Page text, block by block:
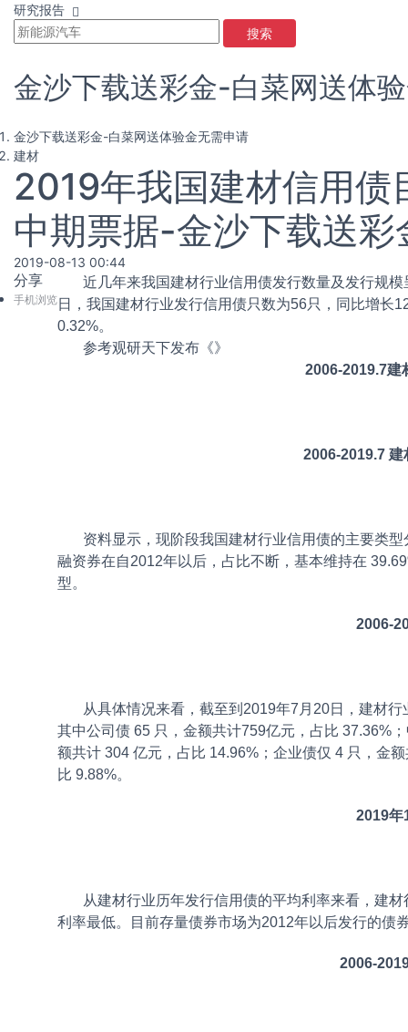
研究报告
搜索
金沙下载送彩金-白菜网送体
金沙下载送彩金-白菜网送体验金无需申请
建材
2019年我国建材信用债
中期票据-金沙下载送彩
2019-08-13 00:44
分享
手机浏览
近几年来我国建材行业信用债发行数量及发行规模
日，我国建材行业发行信用债只数为56只，同比增长
0.32%。
参考观研天下发布《》
2006-2019.7建
2006-2019.7
资料显示，现阶段我国建材行业信用债的主要类型
融资券在自2012年以后，占比不断，基本维持在
型。
2006-
从具体情况来看，截至到2019年7月20日，建材行
其中公司债 65 只，金额共计759亿元，占比 37.36%
额共计 304 亿元，占比 14.96%；企业债仅 4 只，金
比 9.88%。
2019年
从建材行业历年发行信用债的平均利率来看，建材
利率最低。目前存量债券市场为2012年以后发行的债
2006-